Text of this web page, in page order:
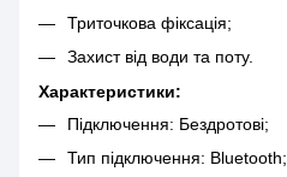
Триточкова фіксація;
Захист від води та поту.
Характеристики:
Підключення: Бездротові;
Тип підключення: Bluetooth;